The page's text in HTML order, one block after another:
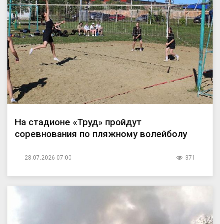
На стадионе «Труд» пройдут
соревнования по пляжному волейболу
28.07.2026 07:00 371